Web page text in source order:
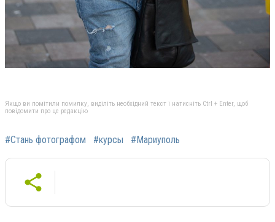
Якщо ви помітили помилку, виділіть необхідний текст і натисніть Ctrl + Enter, щоб
повідомити про це редакцію
#Стань фотографом #курсы #Мариуполь